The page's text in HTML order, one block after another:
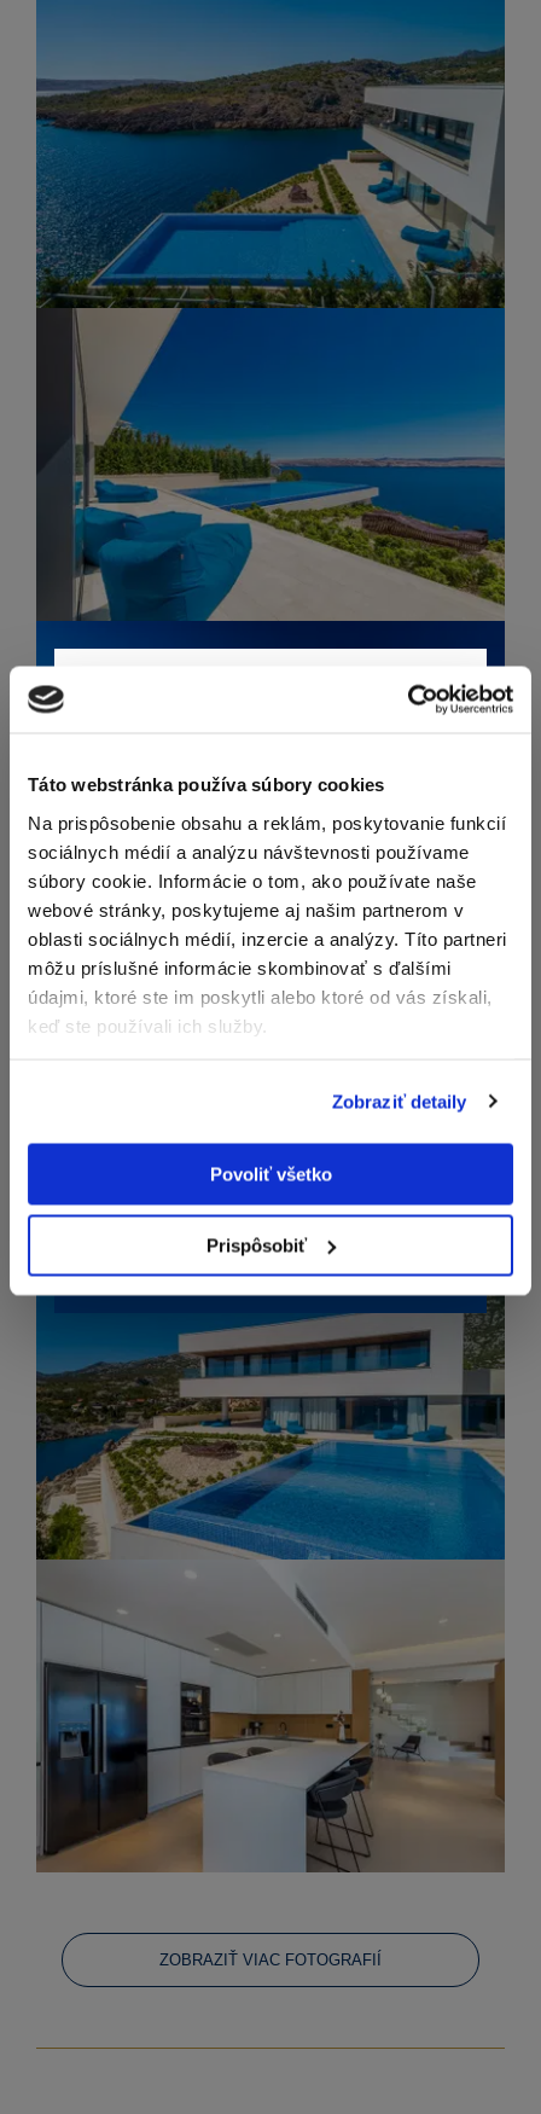
Táto webstránka používa súbory cookies
Na prispôsobenie obsahu a reklám, poskytovanie funkcií
sociálnych médií a analýzu návštevnosti používame
súbory cookie. Informácie o tom, ako používate naše
webové stránky, poskytujeme aj našim partnerom v
oblasti sociálnych médií, inzercie a analýzy. Títo partneri
môžu príslušné informácie skombinovať s ďalšími
údajmi, ktoré ste im poskytli alebo ktoré od vás získali,
keď ste používali ich služby.
Zobraziť detaily
Povoliť všetko
Prispôsobiť
sveta realít.
Odoslaním tohto formulára súhlasíte so
spracúvaním osobných údajov.
ZOBRAZIŤ VIAC FOTOGRAFIÍ